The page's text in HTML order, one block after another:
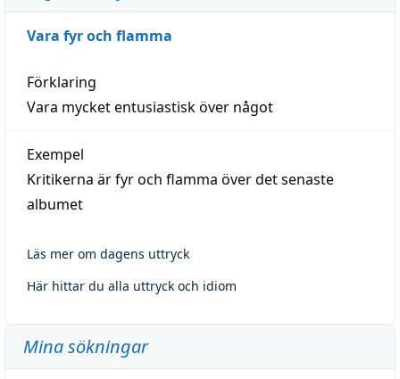
Vara fyr och flamma
Förklaring
Vara mycket entusiastisk över något
Exempel
Kritikerna är fyr och flamma över det senaste
albumet
Läs mer om dagens uttryck
Här hittar du alla uttryck och idiom
Mina sökningar